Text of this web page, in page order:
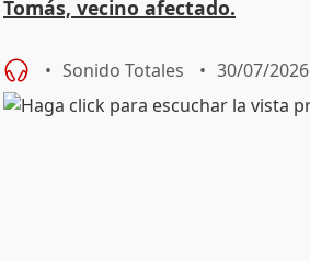
Tomás, vecino afectado.
Sonido Totales 30/07/2026